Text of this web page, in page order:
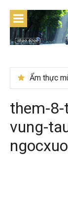
content
them-
vung-